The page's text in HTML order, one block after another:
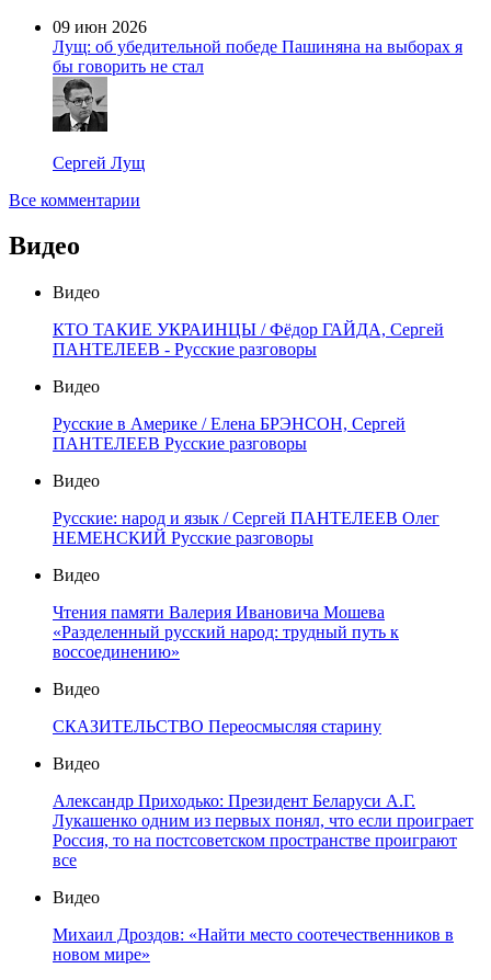
09 июн 2026
Лущ: об убедительной победе Пашиняна на выборах я
бы говорить не стал
Сергей Лущ
Все комментарии
Видео
Видео
КТО ТАКИЕ УКРАИНЦЫ / Фёдор ГАЙДА, Сергей
ПАНТЕЛЕЕВ - Русские разговоры
Видео
Русские в Америке / Елена БРЭНСОН, Сергей
ПАНТЕЛЕЕВ Русские разговоры
Видео
Русские: народ и язык / Сергей ПАНТЕЛЕЕВ Олег
НЕМЕНСКИЙ Русские разговоры
Видео
Чтения памяти Валерия Ивановича Мошева
«Разделенный русский народ: трудный путь к
воссоединению»
Видео
СКАЗИТЕЛЬСТВО Переосмысляя старину
Видео
Александр Приходько: Президент Беларуси А.Г.
Лукашенко одним из первых понял, что если проиграет
Россия, то на постсоветском пространстве проиграют
все
Видео
Михаил Дроздов: «Найти место соотечественников в
новом мире»